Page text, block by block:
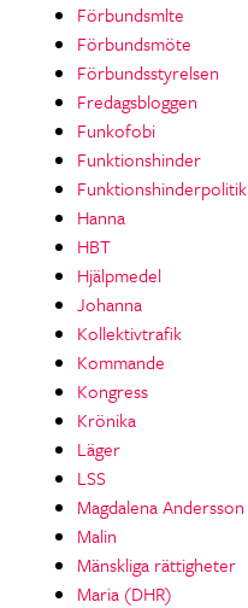
Förbundsmlte
Förbundsmöte
Förbundsstyrelsen
Fredagsbloggen
Funkofobi
Funktionshinder
Funktionshinderpolitik
Hanna
HBT
Hjälpmedel
Johanna
Kollektivtrafik
Kommande
Kongress
Krönika
Läger
LSS
Magdalena Andersson
Malin
Mänskliga rättigheter
Maria (DHR)